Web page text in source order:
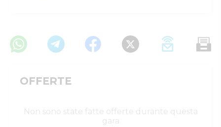
OFFERTE
Non sono state fatte offerte durante questa
gara